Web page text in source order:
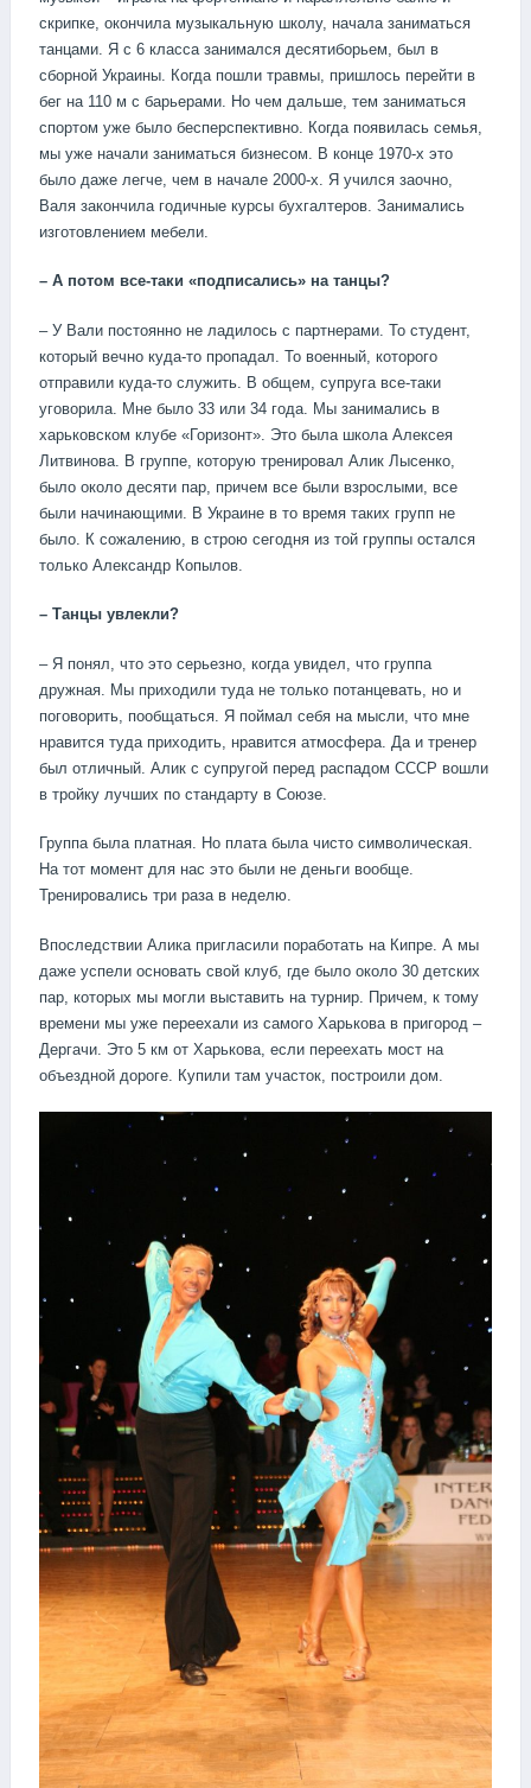
скрипке, окончила музыкальную школу, начала заниматься
танцами. Я с 6 класса занимался десятиборьем, был в
сборной Украины. Когда пошли травмы, пришлось перейти в
бег на 110 м с барьерами. Но чем дальше, тем заниматься
спортом уже было бесперспективно. Когда появилась семья,
мы уже начали заниматься бизнесом. В конце 1970-х это
было даже легче, чем в начале 2000-х. Я учился заочно,
Валя закончила годичные курсы бухгалтеров. Занимались
изготовлением мебели.
– А потом все-таки «подписались» на танцы?
– У Вали постоянно не ладилось с партнерами. То студент,
который вечно куда-то пропадал. То военный, которого
отправили куда-то служить. В общем, супруга все-таки
уговорила. Мне было 33 или 34 года. Мы занимались в
харьковском клубе «Горизонт». Это была школа Алексея
Литвинова. В группе, которую тренировал Алик Лысенко,
было около десяти пар, причем все были взрослыми, все
были начинающими. В Украине в то время таких групп не
было. К сожалению, в строю сегодня из той группы остался
только Александр Копылов.
– Танцы увлекли?
– Я понял, что это серьезно, когда увидел, что группа
дружная. Мы приходили туда не только потанцевать, но и
поговорить, пообщаться. Я поймал себя на мысли, что мне
нравится туда приходить, нравится атмосфера. Да и тренер
был отличный. Алик с супругой перед распадом СССР вошли
в тройку лучших по стандарту в Союзе.
Группа была платная. Но плата была чисто символическая.
На тот момент для нас это были не деньги вообще.
Тренировались три раза в неделю.
Впоследствии Алика пригласили поработать на Кипре. А мы
даже успели основать свой клуб, где было около 30 детских
пар, которых мы могли выставить на турнир. Причем, к тому
времени мы уже переехали из самого Харькова в пригород –
Дергачи. Это 5 км от Харькова, если переехать мост на
объездной дороге. Купили там участок, построили дом.